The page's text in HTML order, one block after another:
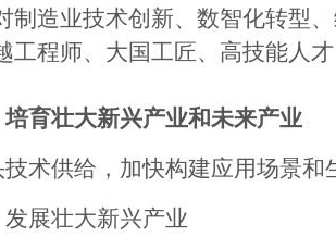
制造业技术创新、数智化转型
工程师、大国工匠、高技能人
育壮大新兴产业和未来产业
术供给，加快构建应用场景
展壮大新兴产业